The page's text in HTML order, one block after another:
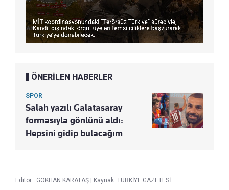
ÖNERİLEN HABERLER
SPOR
Salah yazılı Galatasaray
formasıyla gönlünü aldı:
Hepsini gidip bulacağım
Editör : GÖKHAN KARATAŞ | Kaynak: TÜRKİYE GAZETESİ